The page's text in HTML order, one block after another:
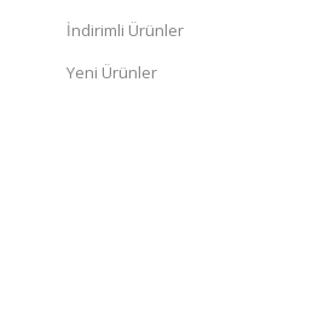
İndirimli Ürünler
Yeni Ürünler